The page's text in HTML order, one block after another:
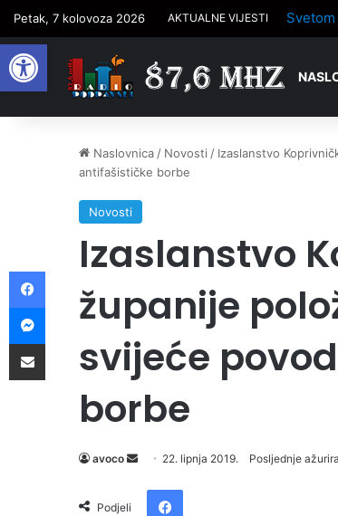
Open toolbar
Petak, 7 kolovoza 2026 AKTUALNE VIJESTI
Naslovnica / Novosti / Izaslanstvo
antifašističke borbe
Novosti
Izaslanstvo
županije
svijeće
borbe
avoco
Send
email
22. lipnja 2019. Posljednje
Podjeli
Facebook
Facebook
Messenger
Podijelite putem e-pošte